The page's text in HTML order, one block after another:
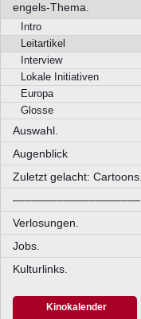
engels-Thema.
Intro
Leitartikel
Interview
Lokale Initiativen
Europa
Glosse
Auswahl.
Augenblick
Zuletzt gelacht: Cartoons.
––––––––––––––––––––
Verlosungen.
Jobs.
Kulturlinks.
Kinokalender